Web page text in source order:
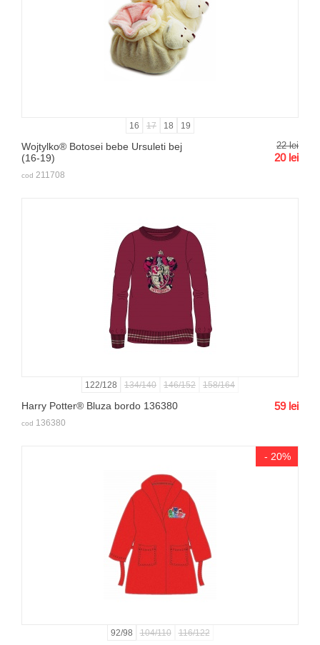
16 17 18 19
Wojtylko® Botosei bebe Ursuleti bej
(16-19)
22 lei
20 lei
cod 211708
122/128 134/140 146/152 158/164
Harry Potter® Bluza bordo 136380 59 lei
cod 136380
- 20%
92/98 104/110 116/122